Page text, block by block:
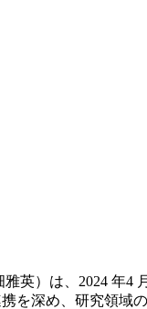
英）は、2024 年
を深め、研究領域